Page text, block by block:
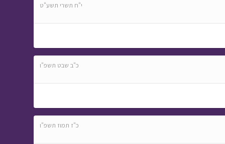
י"ח תשרי תשע"ט
כ"ב שבט תשפ"ו
כ"ז תמוז תשפ"ו